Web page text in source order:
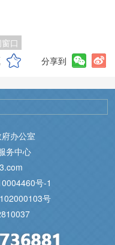
口
分享到
办公室
务中心
号-1
号